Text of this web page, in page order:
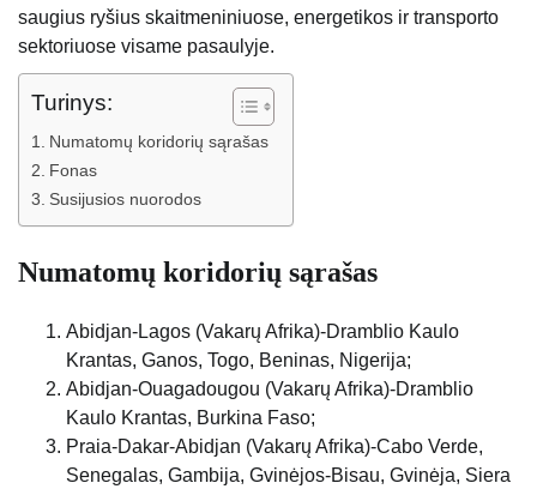
saugius ryšius skaitmeniniuose, energetikos ir transporto
sektoriuose visame pasaulyje.
Turinys:
Numatomų koridorių sąrašas
Fonas
Susijusios nuorodos
Numatomų koridorių sąrašas
Abidjan-Lagos (Vakarų Afrika)-Dramblio Kaulo
Krantas, Ganos, Togo, Beninas, Nigerija;
Abidjan-Ouagadougou (Vakarų Afrika)-Dramblio
Kaulo Krantas, Burkina Faso;
Praia-Dakar-Abidjan (Vakarų Afrika)-Cabo Verde,
Senegalas, Gambija, Gvinėjos-Bisau, Gvinėja, Siera